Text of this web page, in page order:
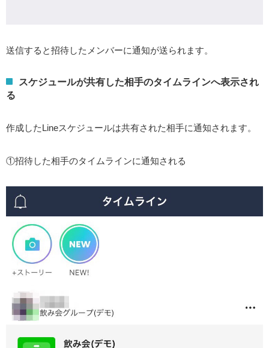
送信すると招待したメンバーに通知が送られます。
スケジュールが共有した相手のタイムラインへ表示され
る
作成したLineスケジュールは共有された相手に通知されます。
①招待した相手のタイムラインに通知される